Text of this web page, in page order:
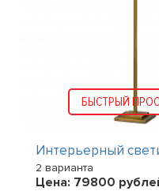
БЫСТРЫЙ
Интерьерный
2 варианта
Цена: 79800